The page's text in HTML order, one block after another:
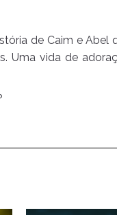
de Caim e
Uma vida de